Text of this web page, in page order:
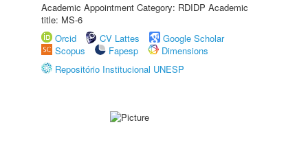
Academic Appointment Category: RDIDP Academic
title: MS-6
Orcid
CV Lattes
Google Scholar
Scopus
Fapesp
Dimensions
Repositório Institucional UNESP